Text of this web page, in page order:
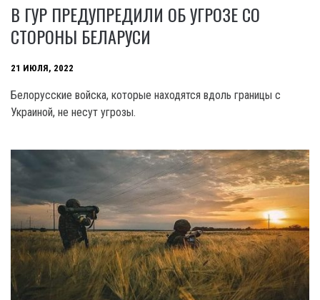
В ГУР ПРЕДУПРЕДИЛИ ОБ УГРОЗЕ СО
СТОРОНЫ БЕЛАРУСИ
21 ИЮЛЯ, 2022
Белорусские войска, которые находятся вдоль границы с
Украиной, не несут угрозы.